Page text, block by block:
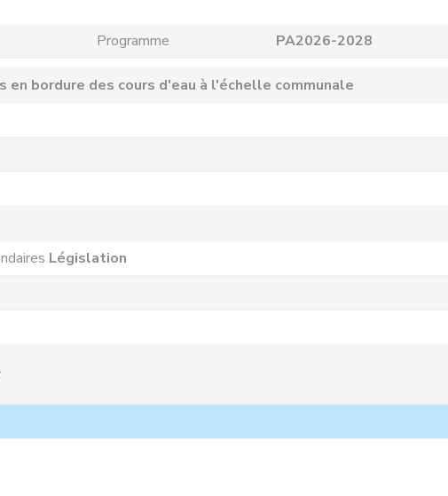
Programme PA2026-2028
bordure des cours d'eau à l'échelle communale
Législation